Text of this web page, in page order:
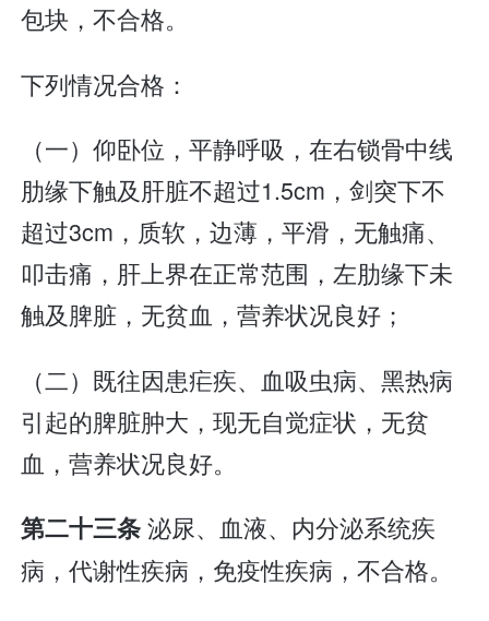
包块，不合格。
下列情况合格：
（一）仰卧位，平静呼吸，在右锁骨中线
肋缘下触及肝脏不超过1.5cm，剑突下不
超过3cm，质软，边薄，平滑，无触痛、
叩击痛，肝上界在正常范围，左肋缘下未
触及脾脏，无贫血，营养状况良好；
（二）既往因患疟疾、血吸虫病、黑热病
引起的脾脏肿大，现无自觉症状，无贫
血，营养状况良好。
第二十三条泌尿、血液、内分泌系统疾
病，代谢性疾病，免疫性疾病，不合格。